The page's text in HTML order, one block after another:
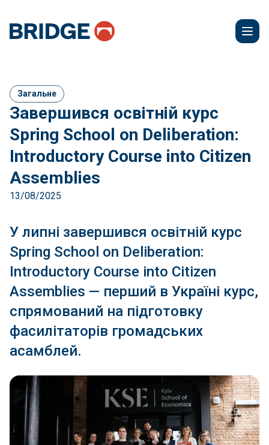
Загальне
Завершився освітній курс
Spring School on Deliberation:
Introductory Course into Citizen
Assemblies
13/08/2025
У липні завершився освітній курс
Spring School on Deliberation:
Introductory Course into Citizen
Assemblies — перший в Україні курс,
спрямований на підготовку
фасилітаторів громадських
асамблей.